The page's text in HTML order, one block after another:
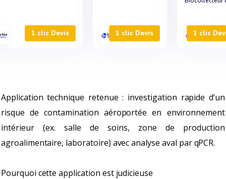
1 clic Devis 1 clic Devis 1 clic
Application technique retenue : investigation rapide d’un
risque de contamination aéroportée en environnement
intérieur (ex. salle de soins, zone de production
agroalimentaire, laboratoire) avec analyse aval par qPCR.
Pourquoi cette application est judicieuse